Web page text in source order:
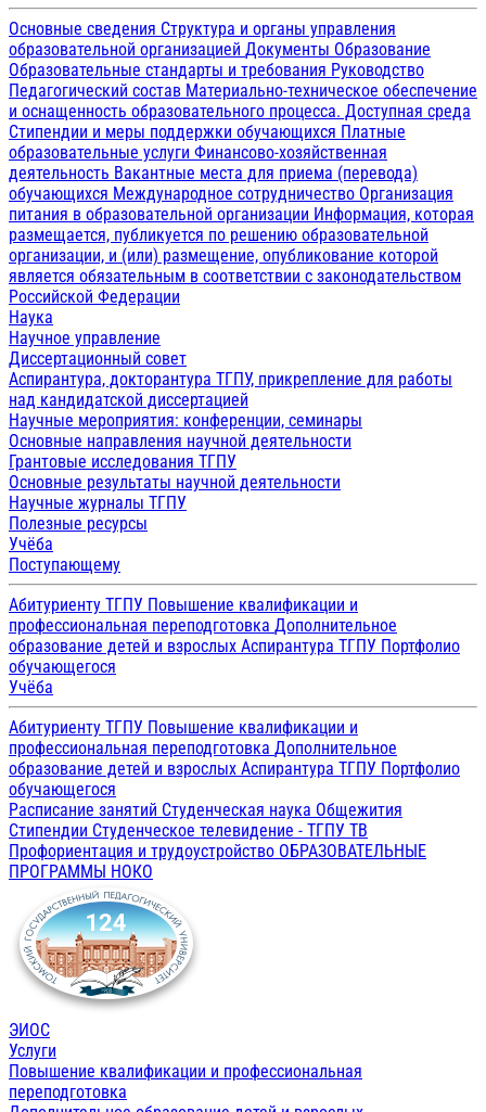
Основные сведения Структура и органы управления
образовательной организацией Документы Образование
Образовательные стандарты и требования Руководство
Педагогический состав Материально-техническое обеспечение
и оснащенность образовательного процесса. Доступная среда
Стипендии и меры поддержки обучающихся Платные
образовательные услуги Финансово-хозяйственная
деятельность Вакантные места для приема (перевода)
обучающихся Международное сотрудничество Организация
питания в образовательной организации Информация, которая
размещается, публикуется по решению образовательной
организации, и (или) размещение, опубликование которой
является обязательным в соответствии с законодательством
Российской Федерации
Наука
Научное управление
Диссертационный совет
Аспирантура, докторантура ТГПУ, прикрепление для работы
над кандидатской диссертацией
Научные мероприятия: конференции, семинары
Основные направления научной деятельности
Грантовые исследования ТГПУ
Основные результаты научной деятельности
Научные журналы ТГПУ
Полезные ресурсы
Учёба
Поступающему
Абитуриенту ТГПУ Повышение квалификации и
профессиональная переподготовка Дополнительное
образование детей и взрослых Аспирантура ТГПУ Портфолио
обучающегося
Учёба
Абитуриенту ТГПУ Повышение квалификации и
профессиональная переподготовка Дополнительное
образование детей и взрослых Аспирантура ТГПУ Портфолио
обучающегося
Расписание занятий Студенческая наука Общежития
Стипендии Студенческое телевидение - ТГПУ ТВ
Профориентация и трудоустройство ОБРАЗОВАТЕЛЬНЫЕ
ПРОГРАММЫ НОКО
ЭИОС
Услуги
Повышение квалификации и профессиональная
переподготовка